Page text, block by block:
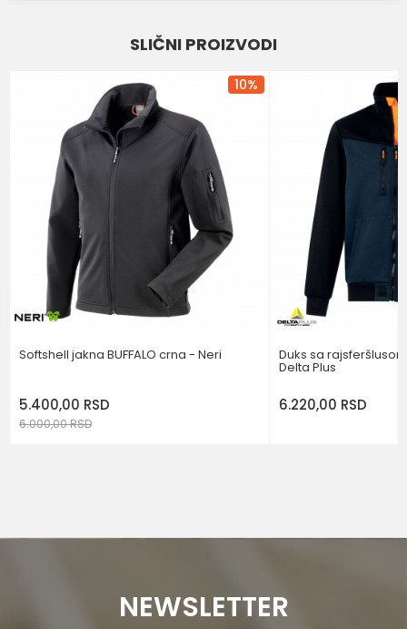
SOFTSHELL I POLAR
SIVA-ROZE
Poruka
POŠALJI
SLIČNI PROIZVODI
10%
Softshell jakna BUFFALO crna - Neri
5.400,00 RSD
6.000,00RSD
Duks sa
Delta Plus
6.220,00 RSD
NEWSLETTER